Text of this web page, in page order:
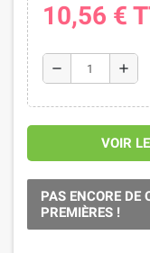
10,56 €
remove add
VOIR
PAS ENCORE DE
PREMIÈRES !